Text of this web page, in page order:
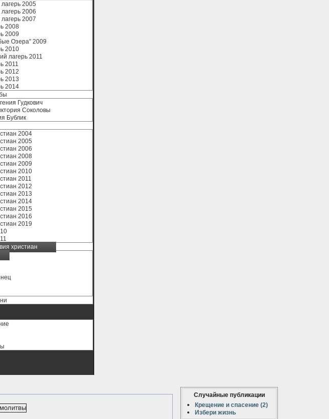
2005
2006
2007
2008
2009
Озера" 2009
2010
лагерь 2011
2011
2012
2013
2014
Гудкович
Соколовы
Бублик
2004
2005
2006
2008
2009
2010
2011
2012
2013
2014
2015
2016
2019
христиан
Случайные публикации
Крещение и спасение (2)
Избери жизнь